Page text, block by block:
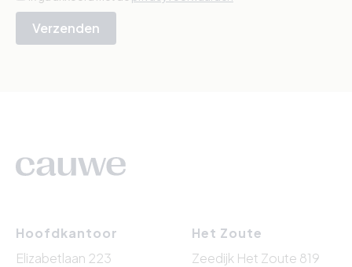
Verzenden
Hoofdkantoor
Elizabetlaan 223
Het Zoute
Zeedijk Het Zoute 819